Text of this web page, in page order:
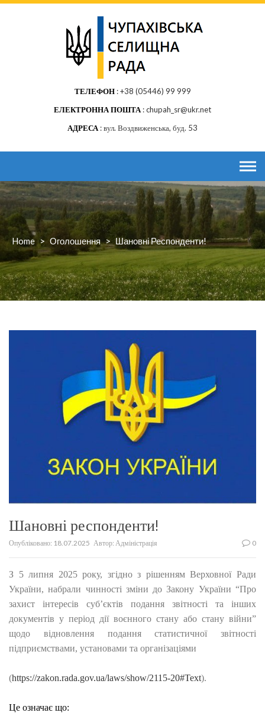
Skip
ТЕЛЕФОН +38 (05446) 99 999
ЕЛЕКТРОННА ПОШТА chupah_sr@ukr.net
АДРЕСА вул. Воздвиженська, буд. 53
Home > Оголошення > Шановні Респонденти!
Шановні респонденти!
Опубліковано: 18.07.2025 Автор: Адміністрація 0
З 5 липня 2025 року, згідно з рішенням Верховної Ради
України, набрали чинності зміни до Закону України “Про
захист інтересів суб’єктів подання звітності та інших
документів у період дії воєнного стану або стану війни”
щодо відновлення подання статистичної звітності
підприємствами, установами та організаціями
(https://zakon.rada.gov.ua/laws/show/2115-20#Text).
Це означає що: